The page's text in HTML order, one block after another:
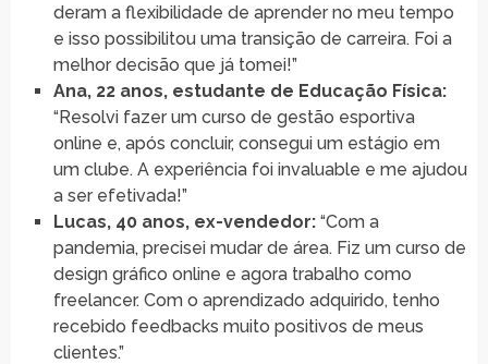
deram a flexibilidade de aprender no meu tempo
e isso possibilitou uma transição de carreira. Foi a
melhor decisão que já tomei!”
Ana, 22 anos, estudante de Educação Física:
“Resolvi fazer um curso de gestão esportiva
online e, após concluir, consegui um estágio em
um clube. A experiência foi invaluable e me ajudou
a ser efetivada!”
Lucas, 40 anos, ex-vendedor:“Com a
pandemia, precisei mudar de área. Fiz um curso de
design gráfico online e agora trabalho como
freelancer. Com o aprendizado adquirido, tenho
recebido feedbacks muito positivos de meus
clientes.”